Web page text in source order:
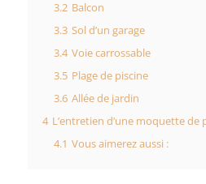
3.2 Balcon
3.3 Sol d’un garage
3.4 Voie carrossable
3.5 Plage de piscine
3.6 Allée de jardin
4 L’entretien d’une moquette de
4.1 Vous aimerez aussi :